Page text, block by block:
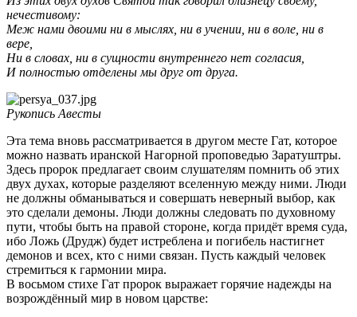
нечестивому:
Меж нами двоими ни в мыслях, ни в учении, ни в воле, ни в
вере,
Ни в словах, ни в сущности внутреннего нет согласия,
И полностью отделены мы друг от друга.
Рукопись Авесты
Эта тема вновь рассматривается в другом месте Гат, которое
можно назвать иранской Нагорной проповедью Заратуштры.
Здесь пророк предлагает своим слушателям помнить об этих
двух духах, которые разделяют вселенную между ними. Люди
не должны обманываться и совершать неверный выбор, как
это сделали демоны. Люди должны следовать по духовному
пути, чтобы быть на правой стороне, когда придёт время суда,
ибо Ложь (Друдж) будет истреблена и погибель настигнет
демонов и всех, кто с ними связан. Пусть каждый человек
стремиться к гармонии мира.
В восьмом стихе Гат пророк выражает горячие надежды на
возрождённый мир в новом царстве: